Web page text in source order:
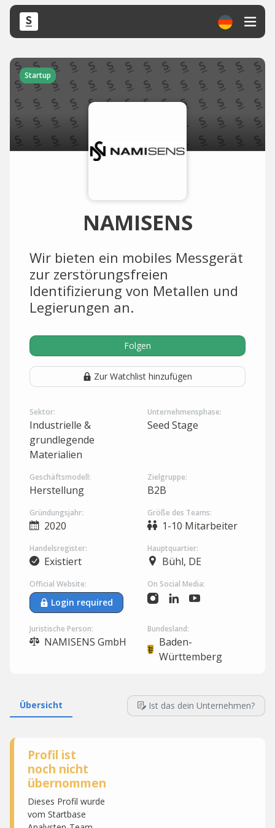
Startup
NAMISENS
Wir bieten ein mobiles Messgerät
zur zerstörungsfreien
Identifizierung von Metallen und
Legierungen an.
Folgen
Zur Watchlist hinzufügen
Sektor:
Industrielle &
grundlegende
Materialien
Unternehmensphase:
Seed Stage
Geschäftsmodell:
Herstellung
Zielgruppe:
B2B
Gründungsjahr:
2020
Größe des Teams:
1-10 Mitarbeiter
Handelsregister:
Existiert
Hauptquartier:
Bühl, DE
Official Website:
Login required
On Social Media:
Juristische Person:
NAMISENS GmbH
Bundesland:
Baden-
Württemberg
Übersicht Ist das dein Unternehmen?
Profil ist
noch nicht
übernommen
Dieses Profil wurde
vom Startbase